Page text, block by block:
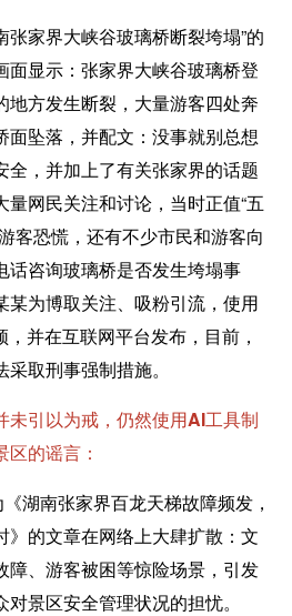
家界大峡谷玻璃桥断裂垮塌”的
面显示：张家界大峡谷玻璃桥登
地方发生断裂，大量游客四处奔
面坠落，并配文：没事就别总想
全，并加上了有关张家界的话题
网民关注和讨论，当时正值“五
客恐慌，还有不少市民和游客向
话咨询玻璃桥是否发生垮塌事
某为博取关注、吸粉引流，使用
并在互联网平台发布，目前，
取刑事强制措施。
引以为戒，仍然使用AI工具制
的谣言：
南张家界百龙天梯故障频发，
》的文章在网络上大肆扩散：文
障、游客被困等惊险场景，引发
景区安全管理状况的担忧。